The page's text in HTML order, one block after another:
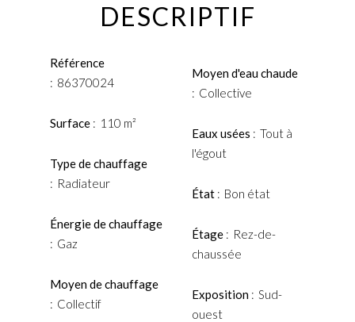
DESCRIPTIF
Référence
86370024
Surface 110 m²
Type de chauffage
Radiateur
Énergie de chauffage
Gaz
Moyen de chauffage
Collectif
Moyen d'eau chaude
Collective
Eaux usées
Tout à
l'égout
État Bon état
Étage
Rez-de-
chaussée
Exposition
Sud-
ouest